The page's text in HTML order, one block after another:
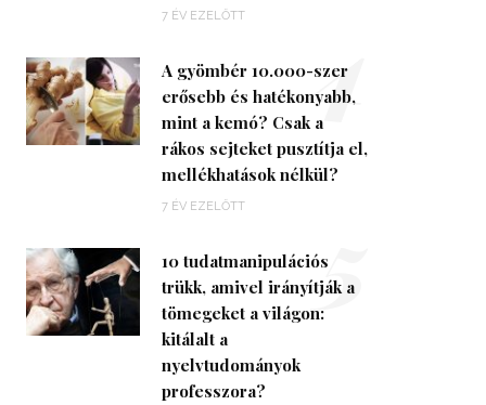
7 ÉV EZELŐTT
A gyömbér 10.000-szer
erősebb és hatékonyabb,
mint a kemó? Csak a
rákos sejteket pusztítja el,
mellékhatások nélkül?
7 ÉV EZELŐTT
4
10 tudatmanipulációs
trükk, amivel irányítják a
tömegeket a világon:
kitálalt a
nyelvtudományok
professzora?
5